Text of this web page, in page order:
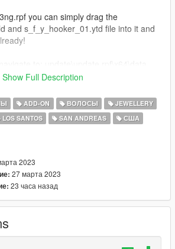
you can simply drag the
and s_f_y_hooker_01.ytd file into it and
file into the data directory.
mod! UwU
Show Full Description
ADD-ON ВОЛОСЫ
JEWELLERY
LOS SANTOS SAN ANDREAS
США
2023
27 марта 2023
23 часа назад